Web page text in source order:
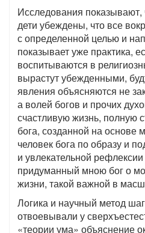
Исследования показывают,
дети убеждены, что все
с определенной целью и
показывает уже практика,
воспитываются в
вырастут убежденными,
явления объясняются не
а волей богов и прочих
счастливую жизнь, полную
бога, созданной на основе
человек бога по образу и
и увлекательной
придуманный мною бог о
жизни, такой важной в
Логика и научный метод
отвоевывали у
«теории ума» объяснение